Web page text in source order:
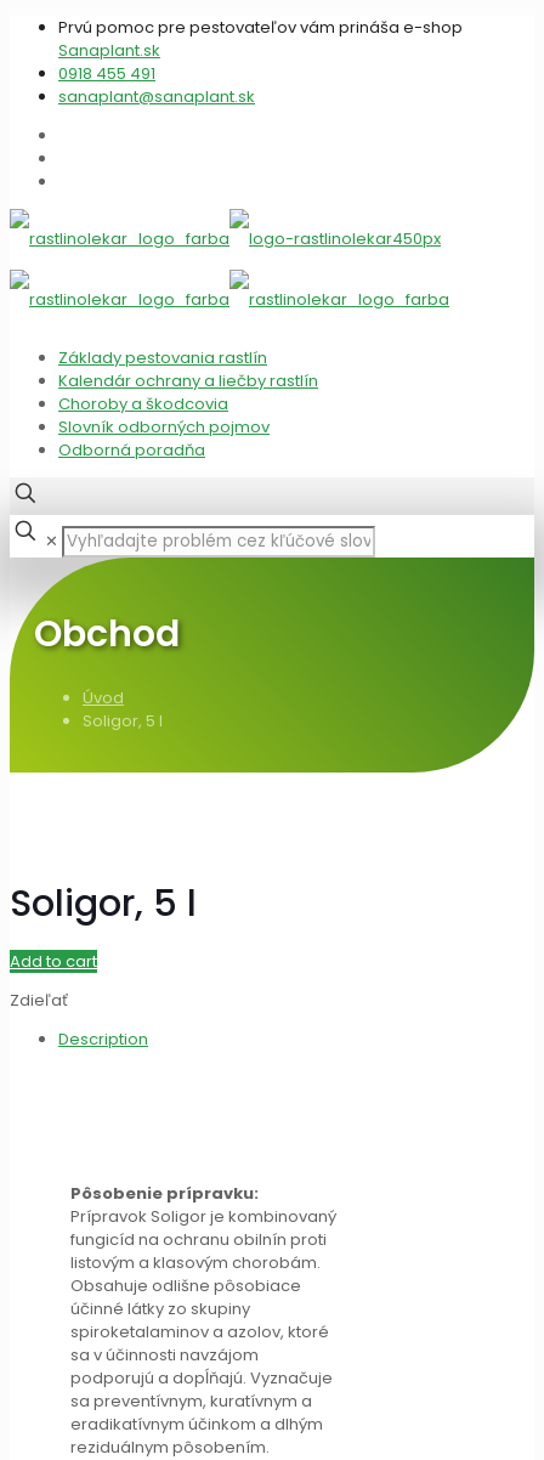
Prvú pomoc pre pestovateľov vám prináša e-shop
Sanaplant.sk
0918 455 491
sanaplant@sanaplant.sk
Základy pestovania rastlín
Kalendár ochrany a liečby rastlín
Choroby a škodcovia
Slovník odborných pojmov
Odborná poradňa
✕
Obchod
Úvod
Soligor, 5 l
Soligor, 5 l
Add to cart
Zdieľať
Description
Pôsobenie prípravku:
Prípravok Soligor je kombinovaný
fungicíd na ochranu obilnín proti
listovým a klasovým chorobám.
Obsahuje odlišne pôsobiace
účinné látky zo skupiny
spiroketalaminov a azolov, ktoré
sa v účinnosti navzájom
podporujú a dopĺňajú. Vyznačuje
sa preventívnym, kuratívnym a
eradikatívnym účinkom a dlhým
reziduálnym pôsobením.